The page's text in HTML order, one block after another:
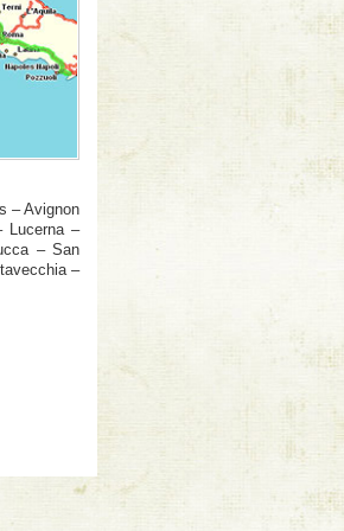
– Avignon
Lucerna –
– San
–